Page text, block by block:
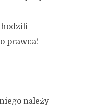
prawda!
należy